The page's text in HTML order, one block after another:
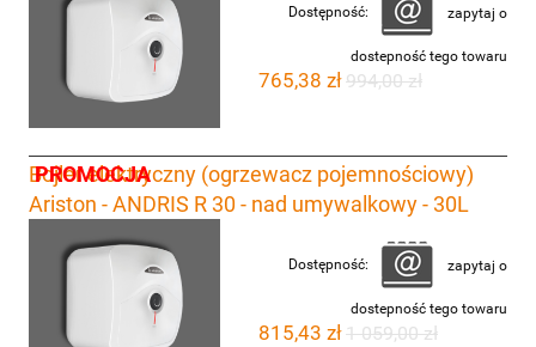
Dostępność: zapytaj o
dostepność tego towaru
765,38 zł994,00 zł
Bojler elektryczny (ogrzewacz pojemnościowy)
Ariston - ANDRIS R 30 - nad umywalkowy - 30L
Dostępność: zapytaj o
dostepność tego towaru
815,43 zł1 059,00 zł
PROMOCJA